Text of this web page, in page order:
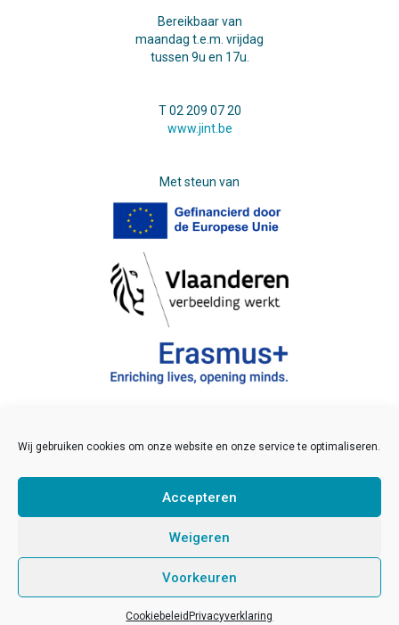
Wij gebruiken cookies om onze website en onze service te optimaliseren.
Accepteren
Weigeren
Voorkeuren
Cookiebeleid Privacyverklaring
Bereikbaar van
maandag t.e.m. vrijdag
tussen 9u en 17u.
T 02 209 07 20
www.jint.be
Met steun van
©2021 JINT vzw
Veelgestelde vragen
Disclaimer
Links
Sitemap
Pers
Developed bySinergio/Kolos